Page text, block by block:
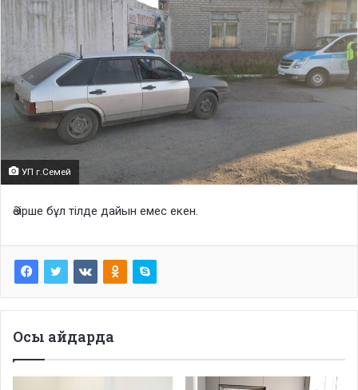
УП г.Семей
Әзірше бұл тілде дайын емес екен.
Осы айдарда